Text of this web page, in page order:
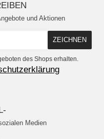
und Aktionen
des Shops erhalten.
Medien